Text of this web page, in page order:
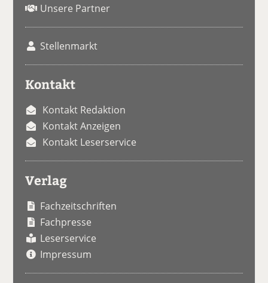
Unsere Partner
Stellenmarkt
Kontakt
Kontakt Redaktion
Kontakt Anzeigen
Kontakt Leserservice
Verlag
Fachzeitschriften
Fachpresse
Leserservice
Impressum